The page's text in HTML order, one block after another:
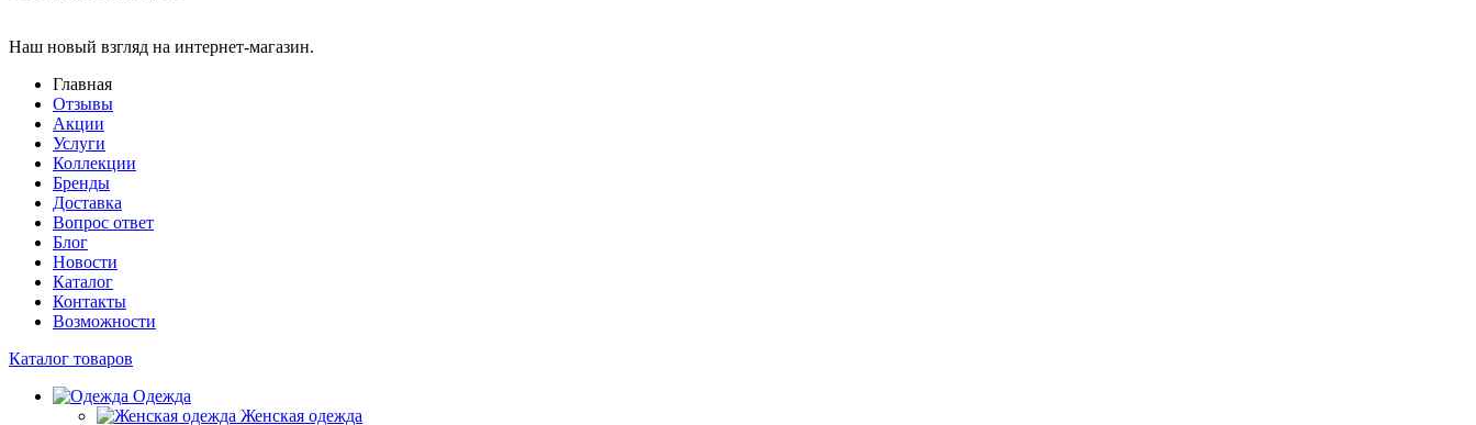
Наш новый взгляд на интернет-магазин.
Главная
Отзывы
Акции
Услуги
Коллекции
Бренды
Доставка
Вопрос ответ
Блог
Новости
Каталог
Контакты
Возможности
Каталог товаров
Одежда
Женская одежда